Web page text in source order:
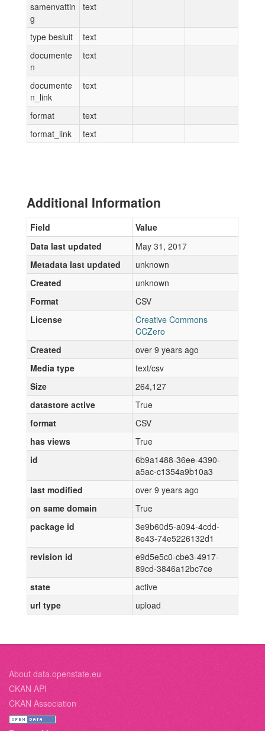
samenvattin
g
text
type besluit
text
documente
n
text
documente
n_link
text
format
text
format_link
text
Additional Information
Field
Value
Data last updated
May 31, 2017
Metadata last updated
unknown
Created
unknown
Format
CSV
License
Creative Commons
CCZero
Created
over 9 years ago
Media type
text/csv
Size
264,127
datastore active
True
format
CSV
has views
True
id
6b9a1488-36ee-4390-
a5ac-c1354a9b10a3
last modified
over 9 years ago
on same domain
True
package id
3e9b60d5-a094-4cdd-
8e43-74e5226132d1
revision id
e9d5e5c0-cbe3-4917-
89cd-3846a12bc7ce
state
active
url type
upload
About data.openstate.eu
CKAN API
CKAN Association